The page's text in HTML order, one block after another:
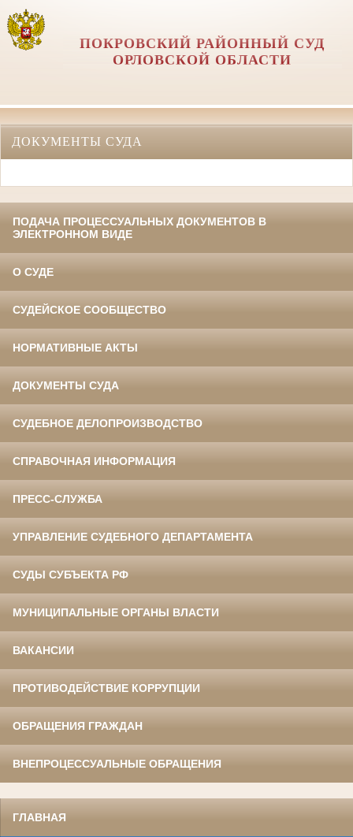
ПОКРОВСКИЙ РАЙОННЫЙ СУД
ОРЛОВCКОЙ ОБЛАСТИ
ДОКУМЕНТЫ СУДА
ПОДАЧА ПРОЦЕССУАЛЬНЫХ ДОКУМЕНТОВ В
ЭЛЕКТРОННОМ ВИДЕ
О СУДЕ
СУДЕЙСКОЕ СООБЩЕСТВО
НОРМАТИВНЫЕ АКТЫ
ДОКУМЕНТЫ СУДА
СУДЕБНОЕ ДЕЛОПРОИЗВОДСТВО
СПРАВОЧНАЯ ИНФОРМАЦИЯ
ПРЕСС-СЛУЖБА
УПРАВЛЕНИЕ СУДЕБНОГО ДЕПАРТАМЕНТА
СУДЫ СУБЪЕКТА РФ
МУНИЦИПАЛЬНЫЕ ОРГАНЫ ВЛАСТИ
ВАКАНСИИ
ПРОТИВОДЕЙСТВИЕ КОРРУПЦИИ
ОБРАЩЕНИЯ ГРАЖДАН
ВНЕПРОЦЕССУАЛЬНЫЕ ОБРАЩЕНИЯ
ГЛАВНАЯ